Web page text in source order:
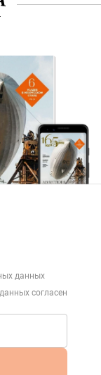
данных
согласен